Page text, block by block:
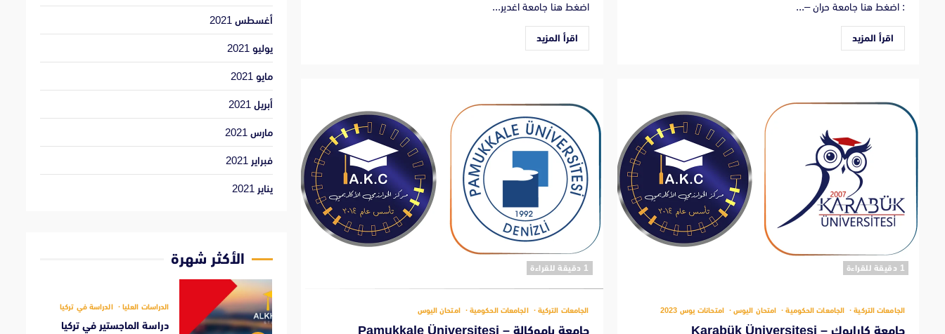
: اضغط هنا جامعة حران –...
اقرأ المزيد
اضغط هنا جامعة اغدير...
اقرأ المزيد
‫1 دقيقة للقراءة
الجامعات التركية الجامعات الحكومية امتحان اليوس امتحانات يوس 2023
جامعة كارابوك – Karabük Üniversitesi
‫1 دقيقة للقراءة
الجامعات التركية الجامعات الحكومية امتحان اليوس
جامعة باموكالة – Pamukkale Üniversitesi
أغسطس 2021
يوليو 2021
مايو 2021
أبريل 2021
مارس 2021
فبراير 2021
يناير 2021
الأكثر شهرة
الدراسات العليا الدراسة في تركيا
دراسة الماجستير في تركيا